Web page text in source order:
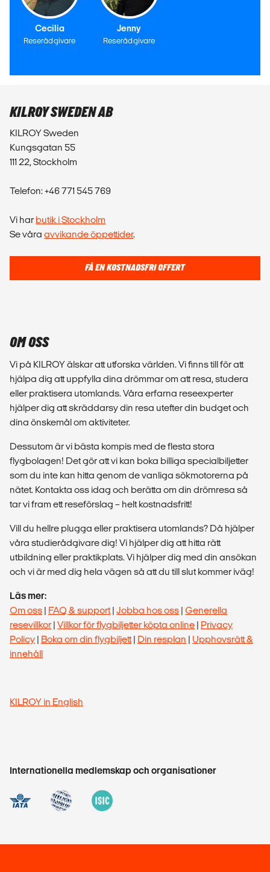
Cecilia
Reserådgivare
Jenny
Reserådgivare
KILROY SWEDEN AB
KILROY Sweden
Kungsgatan 55
111 22, Stockholm
Telefon: +46 771 545 769
Vi har butik i Stockholm
Se våra avvikande öppettider.
FÅ EN KOSTNADSFRI OFFERT
OM OSS
Vi på KILROY älskar att utforska världen. Vi finns till för att
hjälpa dig att uppfylla dina drömmar om att resa, studera
eller praktisera utomlands. Våra erfarna reseexperter
hjälper dig att skräddarsy din resa utefter din budget och
dina önskemål om aktiviteter.
Dessutom är vi bästa kompis med de flesta stora
flygbolagen! Det gör att vi kan boka billiga specialbiljetter
som du inte kan hitta genom de vanliga sökmotorerna på
nätet. Kontakta oss idag och berätta om din drömresa så
tar vi fram ett reseförslag – helt kostnadsfritt!
Vill du hellre plugga eller praktisera utomlands? Då hjälper
våra studierådgivare dig! Vi hjälper dig att hitta rätt
utbildning eller praktikplats. Vi hjälper dig med din ansökan
och vi är med dig hela vägen så att du till slut kommer iväg!
Läs mer:
Om oss | FAQ & support| Jobba hos oss | Generella
resevillkor | Villkor för flygbiljetter köpta online | Privacy
Policy | Boka om din flygbiljett| Din resplan | Upphovsrätt &
innehåll
KILROY in English
Internationella medlemskap och organisationer